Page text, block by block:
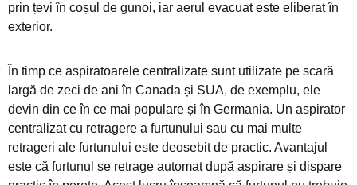
prin țevi în coșul de gunoi, iar aerul evacuat este eliberat în
exterior.
În timp ce aspiratoarele centralizate sunt utilizate pe scară
largă de zeci de ani în Canada și SUA, de exemplu, ele
devin din ce în ce mai populare și în Germania. Un aspirator
centralizat cu retragere a furtunului sau cu mai multe
retrageri ale furtunului este deosebit de practic. Avantajul
este că furtunul se retrage automat după aspirare și dispare